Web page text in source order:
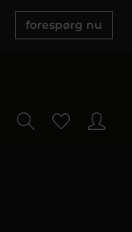
forespørg nu